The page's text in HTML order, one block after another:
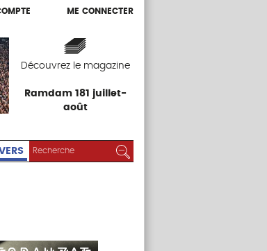
ME CONNECTER
Découvrez le magazine
Ramdam 181 juillet-
août
ME CONNECTER
RECHERCHER :